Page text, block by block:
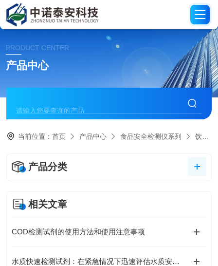
PRODUCT CENTER
产品中心
当前位置：首页 产品中心 食品安全检测仪系列 饮用酒安全检测类
产品分类
相关文章
COD检测试剂的使用方法和使用注意事项
水质快速检测试剂：在紧急情况下迅速评估水质安全的得力助手